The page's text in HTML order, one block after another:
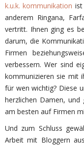
k.u.k. kommunikation
anderem Ringana,
vertritt. Ihnen ging es
darum, die
Firmen
verbessern. Wer sind
kommunizieren sie mit
für wen wichtig? Diese
herzlichen Damen,
am besten auf Firmen
Und zum Schluss
Arbeit mit Bloggern